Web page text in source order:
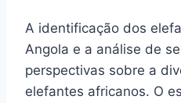
A identificação dos
Angola e a análise de
perspectivas sobre a
elefantes africanos. O